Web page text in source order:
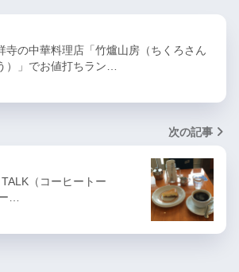
寺の中華料理店「竹爐山房（ちくろさん
）」でお値打ちラン…
次の記事
（コーヒートー
…